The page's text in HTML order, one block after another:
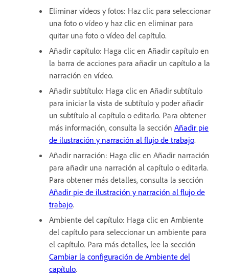
Eliminar vídeos y fotos: Haz clic para seleccionar
una foto o vídeo y haz clic en eliminar para
quitar una foto o vídeo del capítulo.
Añadir capítulo: Haga clic en Añadir capítulo en
la barra de acciones para añadir un capítulo a la
narración en vídeo.
Añadir subtítulo: Haga clic en Añadir subtítulo
para iniciar la vista de subtítulo y poder añadir
un subtítulo al capítulo o editarlo. Para obtener
más información, consulta la sección Añadir pie
de ilustración y narración al flujo de trabajo.
Añadir narración: Haga clic en Añadir narración
para añadir una narración al capítulo o editarla.
Para obtener más detalles, consulta la sección
Añadir pie de ilustración y narración al flujo de
trabajo.
Ambiente del capítulo: Haga clic en Ambiente
del capítulo para seleccionar un ambiente para
el capítulo. Para más detalles, lee la sección
Cambiar la configuración de Ambiente del
capítulo.